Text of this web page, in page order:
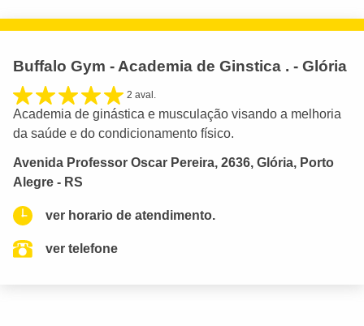
Buffalo Gym - Academia de Ginstica . - Glória
2 aval.
Academia de ginástica e musculação visando a melhoria
da saúde e do condicionamento físico.
Avenida Professor Oscar Pereira, 2636, Glória, Porto
Alegre - RS
ver horario de atendimento.
ver telefone